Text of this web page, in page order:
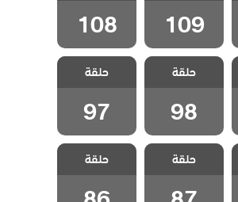
109
108
مسلسل شارع
السلام الحلقة
98
حلقة
98
مسلسل شارع
السلام الحلقة
97
حلقة
97
مسلسل شارع
السلام الحلقة
87
حلقة
مسلسل شارع
السلام الحلقة
86
حلقة